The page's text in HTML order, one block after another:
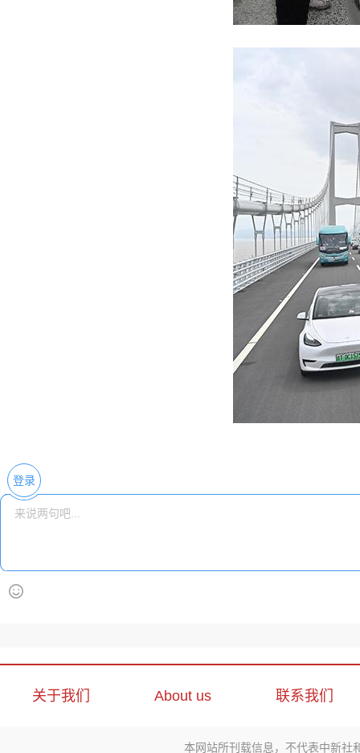
登录
关于我们 About us 联系我们
本网站所刊载信息，不代表中新社